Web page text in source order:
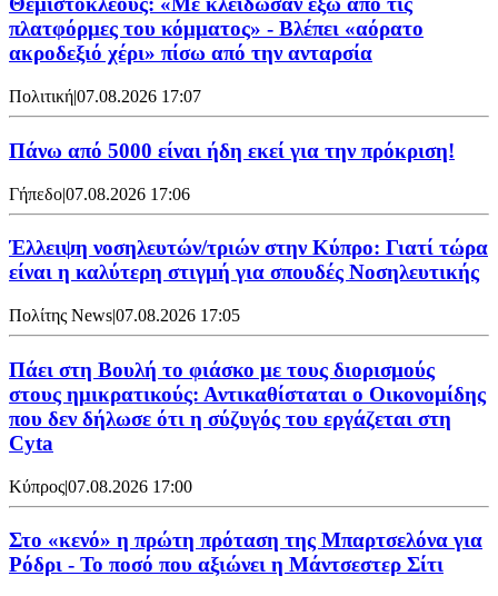
πλατφόρμες του κόμματος» - Βλέπει «αόρατο
ακροδεξιό χέρι» πίσω από την ανταρσία
Πολιτική|07.08.2026 17:07
Πάνω από 5000 είναι ήδη εκεί για την πρόκριση!
Γήπεδο|07.08.2026 17:06
Έλλειψη νοσηλευτών/τριών στην Κύπρο: Γιατί τώρα
είναι η καλύτερη στιγμή για σπουδές Νοσηλευτικής
Πολίτης News|07.08.2026 17:05
Πάει στη Βουλή το φιάσκο με τους διορισμούς
στους ημικρατικούς: Αντικαθίσταται ο Οικονομίδης
που δεν δήλωσε ότι η σύζυγός του εργάζεται στη
Cyta
Κύπρος|07.08.2026 17:00
Στο «κενό» η πρώτη πρόταση της Μπαρτσελόνα για
Ρόδρι - Το ποσό που αξιώνει η Μάντσεστερ Σίτι